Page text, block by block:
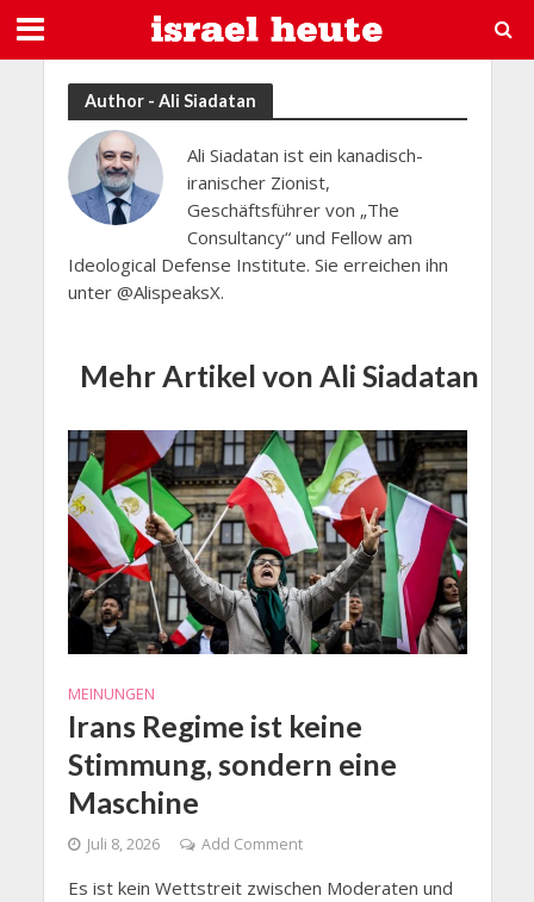
Author - Ali Siadatan
Ali Siadatan ist ein kanadisch-
iranischer Zionist,
Geschäftsführer von „The
Consultancy“ und Fellow am
Ideological Defense Institute. Sie erreichen ihn
unter @AlispeaksX.
Mehr Artikel von Ali Siadatan
MEINUNGEN
Irans Regime ist keine
Stimmung, sondern eine
Maschine
Juli 8, 2026 Add Comment
Es ist kein Wettstreit zwischen Moderaten und